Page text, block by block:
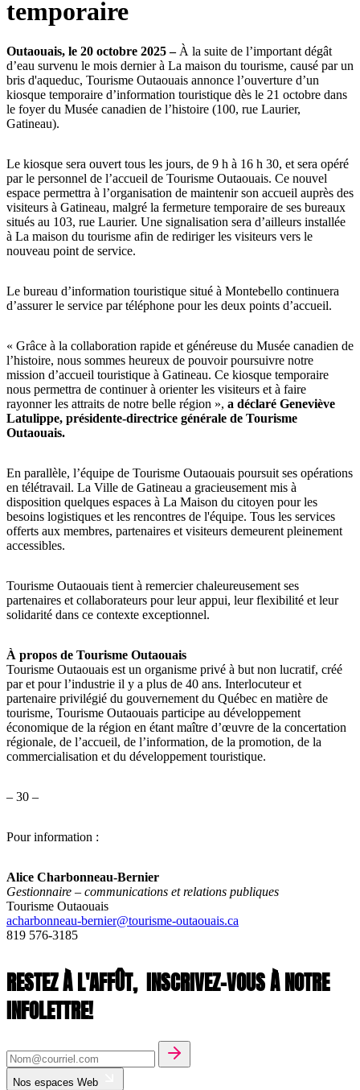
temporaire
Outaouais, le 20 octobre 2025 – À la suite de l’important dégât
d’eau survenu le mois dernier à La maison du tourisme, causé par un
bris d'aqueduc, Tourisme Outaouais annonce l’ouverture d’un
kiosque temporaire d’information touristique dès le 21 octobre dans
le foyer du Musée canadien de l’histoire (100, rue Laurier,
Gatineau).
Le kiosque sera ouvert tous les jours, de 9 h à 16 h 30, et sera opéré
par le personnel de l’accueil de Tourisme Outaouais. Ce nouvel
espace permettra à l’organisation de maintenir son accueil auprès des
visiteurs à Gatineau, malgré la fermeture temporaire de ses bureaux
situés au 103, rue Laurier. Une signalisation sera d’ailleurs installée
à La maison du tourisme afin de rediriger les visiteurs vers le
nouveau point de service.
Le bureau d’information touristique situé à Montebello continuera
d’assurer le service par téléphone pour les deux points d’accueil.
« Grâce à la collaboration rapide et généreuse du Musée canadien de
l’histoire, nous sommes heureux de pouvoir poursuivre notre
mission d’accueil touristique à Gatineau. Ce kiosque temporaire
nous permettra de continuer à orienter les visiteurs et à faire
rayonner les attraits de notre belle région », a déclaré Geneviève
Latulippe, présidente-directrice générale de Tourisme
Outaouais.
En parallèle, l’équipe de Tourisme Outaouais poursuit ses opérations
en télétravail. La Ville de Gatineau a gracieusement mis à
disposition quelques espaces à La Maison du citoyen pour les
besoins logistiques et les rencontres de l'équipe. Tous les services
offerts aux membres, partenaires et visiteurs demeurent pleinement
accessibles.
Tourisme Outaouais tient à remercier chaleureusement ses
partenaires et collaborateurs pour leur appui, leur flexibilité et leur
solidarité dans ce contexte exceptionnel.
À propos de Tourisme Outaouais
Tourisme Outaouais est un organisme privé à but non lucratif, créé
par et pour l’industrie il y a plus de 40 ans. Interlocuteur et
partenaire privilégié du gouvernement du Québec en matière de
tourisme, Tourisme Outaouais participe au développement
économique de la région en étant maître d’œuvre de la concertation
régionale, de l’accueil, de l’information, de la promotion, de la
commercialisation et du développement touristique.
– 30 –
Pour information :
Alice Charbonneau-Bernier
Gestionnaire – communications et relations publiques
Tourisme Outaouais
acharbonneau-bernier@tourisme-outaouais.ca
819 576-3185
RESTEZ À L'AFFÛT, INSCRIVEZ-VOUS À NOTRE
INFOLETTRE!
Nos espaces Web